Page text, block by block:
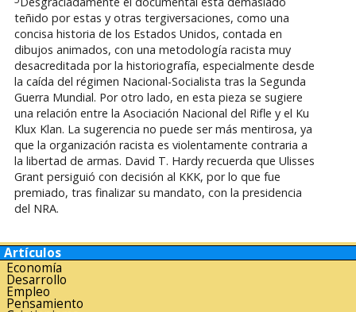
teñido por estas y otras tergiversaciones, como una
concisa historia de los Estados Unidos, contada en
dibujos animados, con una metodología racista muy
desacreditada por la historiografía, especialmente desde
la caída del régimen Nacional-Socialista tras la Segunda
Guerra Mundial. Por otro lado, en esta pieza se sugiere
una relación entre la Asociación Nacional del Rifle y el Ku
Klux Klan. La sugerencia no puede ser más mentirosa, ya
que la organización racista es violentamente contraria a
la libertad de armas. David T. Hardy recuerda que Ulisses
Grant persiguió con decisión al KKK, por lo que fue
premiado, tras finalizar su mandato, con la presidencia
del NRA.
Artículos
Economía
Desarrollo
Empleo
Pensamiento